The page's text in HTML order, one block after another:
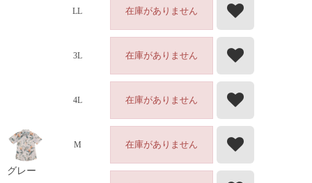
LL 在庫がありません
3L 在庫がありません
4L 在庫がありません
グレー
M 在庫がありません